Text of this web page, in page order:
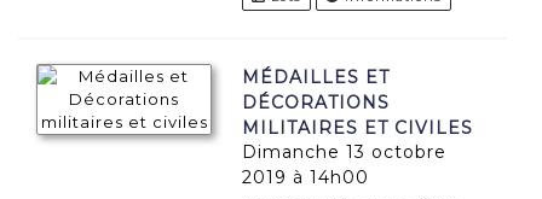
MÉDAILLES ET
DÉCORATIONS
MILITAIRES ET CIVILES
dimanche 13 octobre
2019 à 14h00